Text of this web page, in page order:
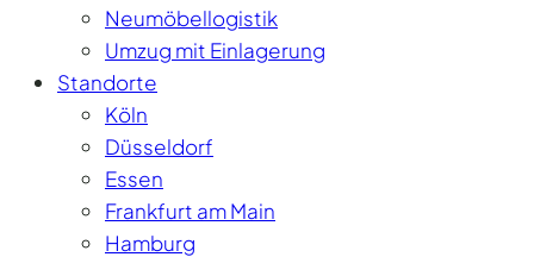
Neumöbellogistik
Umzug mit Einlagerung
Standorte
Köln
Düsseldorf
Essen
Frankfurt am Main
Hamburg